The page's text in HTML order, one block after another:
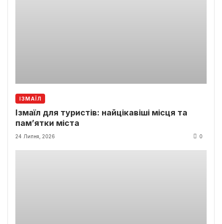
ІЗМАЇЛ
Ізмаїл для туристів: найцікавіші місця та
пам’ятки міста
24 Липня, 2026 0